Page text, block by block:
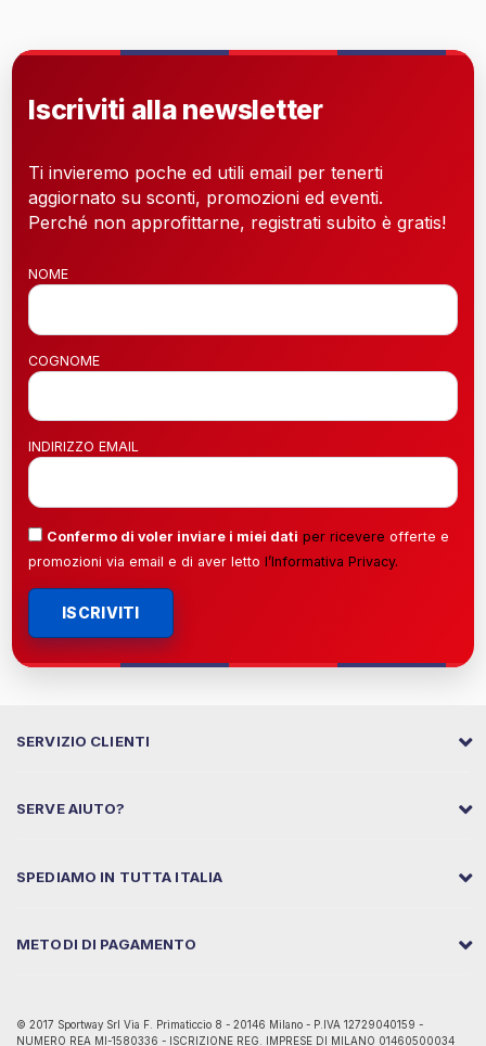
Iscriviti alla newsletter
Ti invieremo poche ed utili email per tenerti
aggiornato su sconti, promozioni ed eventi.
Perché non approfittarne, registrati subito è gratis!
NOME
COGNOME
INDIRIZZO EMAIL
Confermo di voler inviare i miei dati per ricevere offerte e
promozioni via email e di aver letto l’Informativa Privacy.
ISCRIVITI
SERVIZIO CLIENTI
SERVE AIUTO?
SPEDIAMO IN TUTTA ITALIA
METODI DI PAGAMENTO
© 2017 Sportway Srl Via F. Primaticcio 8 - 20146 Milano - P.IVA 12729040159 -
NUMERO REA MI-1580336 - ISCRIZIONE REG. IMPRESE DI MILANO 01460500034